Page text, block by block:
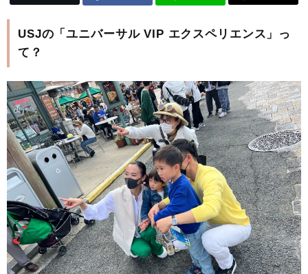
USJの「ユニバーサル VIP エクスペリエンス」っ
て？